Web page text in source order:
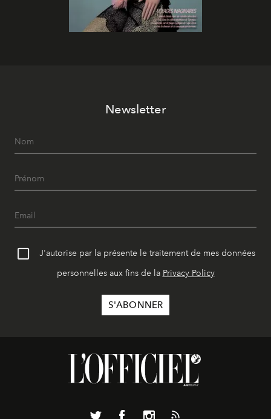
Newsletter
J'autorise par la présente le traitement de mes données
personnelles aux fins de la Privacy Policy